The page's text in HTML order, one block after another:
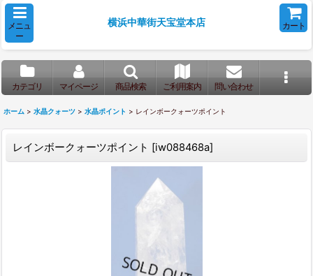
メニュ
ー
横浜中華街天宝堂本店 カート
カテゴリ マイページ 商品検索 ご利用案内 問い合わせ
ホーム > 水晶クォーツ > 水晶ポイント > レインボークォーツポイント
レインボークォーツポイント [iw088468a]